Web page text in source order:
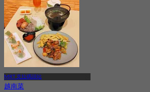
MRT 克拉碼頭站
越南菜